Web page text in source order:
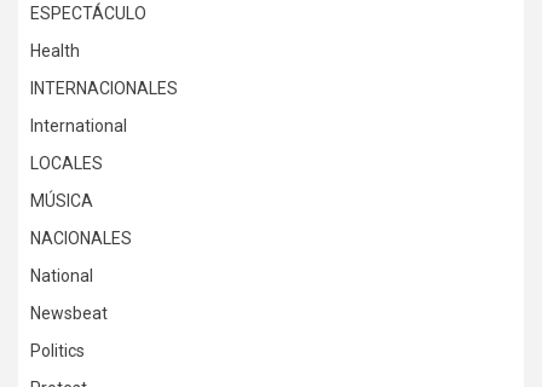
ESPECTÁCULO
Health
INTERNACIONALES
International
LOCALES
MÚSICA
NACIONALES
National
Newsbeat
Politics